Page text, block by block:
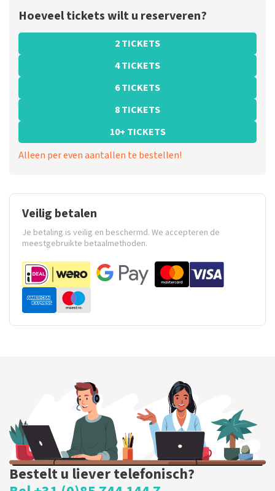
Hoeveel tickets wilt u reserveren?
2 TICKETS
4 TICKETS
6 TICKETS
8 TICKETS
10+ TICKETS
Alleen per even aantallen te bestellen!
Veilig betalen
Je betaling is veilig en beschermd. We accepteren de
meestgebruikte betaalmethoden.
Bestelt u liever telefonisch?